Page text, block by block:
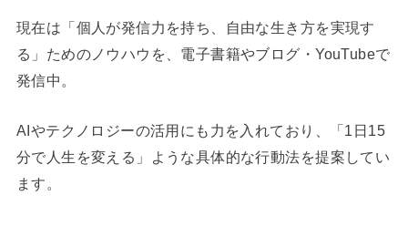
現在は「個人が発信力を持ち、自由な生き方を実現す
る」ためのノウハウを、電子書籍やブログ・YouTubeで
発信中。
AIやテクノロジーの活用にも力を入れており、「1日15
分で人生を変える」ような具体的な行動法を提案してい
ます。